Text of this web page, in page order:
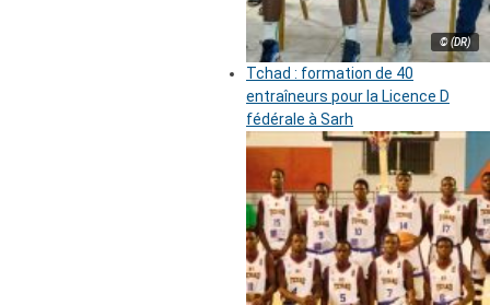
© (DR)
Tchad : formation de 40
entraîneurs pour la Licence D
fédérale à Sarh